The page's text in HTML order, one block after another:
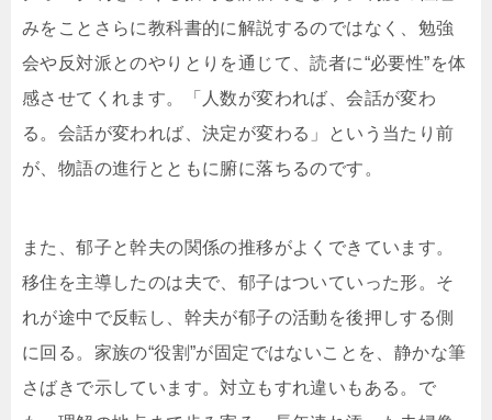
みをことさらに教科書的に解説するのではなく、勉強
会や反対派とのやりとりを通じて、読者に“必要性”を体
感させてくれます。「人数が変われば、会話が変わ
る。会話が変われば、決定が変わる」という当たり前
が、物語の進行とともに腑に落ちるのです。
また、郁子と幹夫の関係の推移がよくできています。
移住を主導したのは夫で、郁子はついていった形。そ
れが途中で反転し、幹夫が郁子の活動を後押しする側
に回る。家族の“役割”が固定ではないことを、静かな筆
さばきで示しています。対立もすれ違いもある。で